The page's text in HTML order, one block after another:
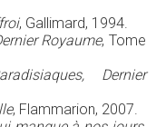
, Gallimard, 1994.
Royaume, Tome
Dernier
, Flammarion, 2007.